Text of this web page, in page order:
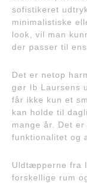
sofistikeret
minimalistiske
look, vil man
der passer til
Det er netop
gør Ib Laursens
får ikke kun et
kan holde til
mange år. Det
funktionalitet og
Uldtæpperne fra
forskellige rum